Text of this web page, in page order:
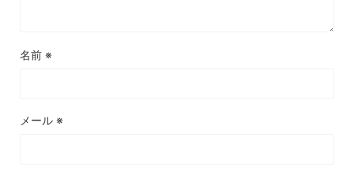
名前 ※
メール ※